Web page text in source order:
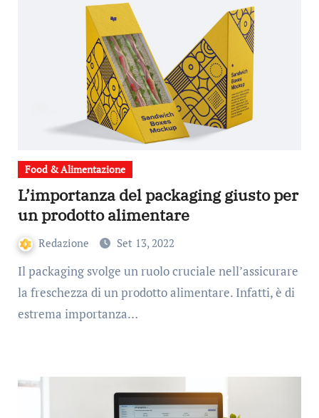
Food & Alimentazione
L’importanza del packaging giusto per
un prodotto alimentare
Redazione Set 13, 2022
Il packaging svolge un ruolo cruciale nell’assicurare
la freschezza di un prodotto alimentare. Infatti, è di
estrema importanza…